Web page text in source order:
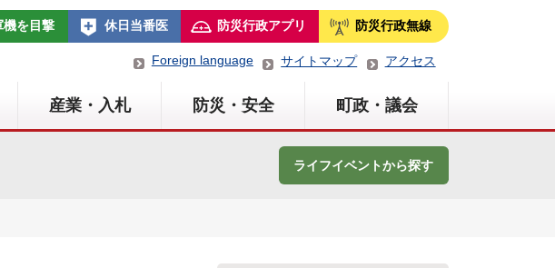
町
機を目撃 休日当番医 防災行政アプリ 防災行政無線
Foreign language サイトマップ アクセス
産業・入札 防災・安全 町政・議会
ライフイベントから探す